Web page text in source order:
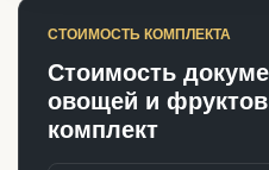
СТОИМОСТЬ КОМПЛЕКТА
Стоимость
овощей и
комплект